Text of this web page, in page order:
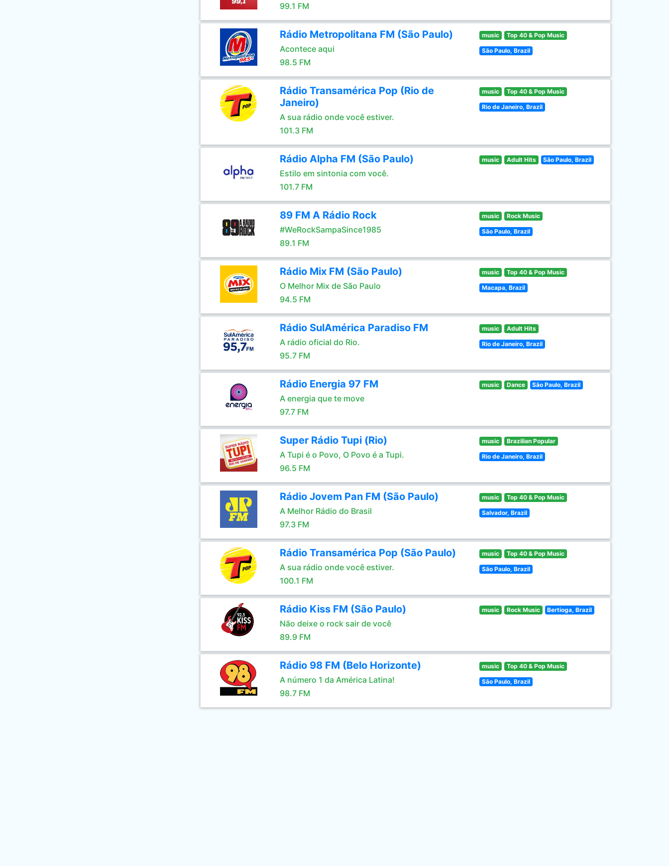
99.1 FM
Rádio Metropolitana FM (São Paulo)
Acontece aqui
98.5 FM
music Top 40 & Pop Music
São Paulo, Brazil
Rádio Transamérica Pop (Rio de
Janeiro)
A sua rádio onde você estiver.
101.3 FM
music Top 40 & Pop Music
Rio de Janeiro, Brazil
Rádio Alpha FM (São Paulo)
Estilo em sintonia com você.
101.7 FM
music Adult Hits São Paulo, Brazil
89 FM A Rádio Rock
#WeRockSampaSince1985
89.1 FM
music Rock Music
São Paulo, Brazil
Rádio Mix FM (São Paulo)
O Melhor Mix de São Paulo
94.5 FM
music Top 40 & Pop Music
Macapa, Brazil
Rádio SulAmérica Paradiso FM
A rádio oficial do Rio.
95.7 FM
music Adult Hits
Rio de Janeiro, Brazil
Rádio Energia 97 FM
A energia que te move
97.7 FM
music Dance São Paulo, Brazil
Super Rádio Tupi (Rio)
A Tupi é o Povo, O Povo é a Tupi.
96.5 FM
music Brazilian Popular
Rio de Janeiro, Brazil
Rádio Jovem Pan FM (São Paulo)
A Melhor Rádio do Brasil
97.3 FM
music Top 40 & Pop Music
Salvador, Brazil
Rádio Transamérica Pop (São Paulo)
A sua rádio onde você estiver.
100.1 FM
music Top 40 & Pop Music
São Paulo, Brazil
Rádio Kiss FM (São Paulo)
Não deixe o rock sair de você
89.9 FM
music Rock Music Bertioga, Brazil
Rádio 98 FM (Belo Horizonte)
A número 1 da América Latina!
98.7 FM
music Top 40 & Pop Music
São Paulo, Brazil